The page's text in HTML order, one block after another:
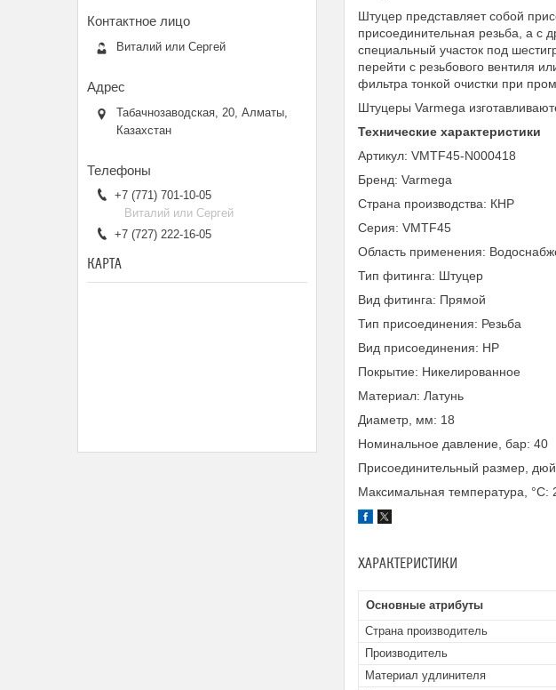
Штуцер представляет собой
присоединительная резьба, а с
специальный участок под
перейти с резьбового вентиля
фильтра тонкой очистки при
Штуцеры Varmega
Технические характеристики
Артикул: VMTF45-N000418
Бренд: Varmega
Страна производства: КНР
Серия: VMTF45
Область применения:
Тип фитинга: Штуцер
Вид фитинга: Прямой
Тип присоединения: Резьба
Вид присоединения: НР
Покрытие: Никелированное
Материал: Латунь
Диаметр, мм: 18
Номинальное давление, бар: 40
Присоединительный размер,
Максимальная температура, °С:
ХАРАКТЕРИСТИКИ
Основные атрибуты
Страна производитель
Производитель
Материал удлинителя
Виталий или Сергей
Табачнозаводская, 20, Алматы,
Казахстан
+7 (771) 701-10-05
Виталий или Сергей
+7 (727) 222-16-05
КАРТА